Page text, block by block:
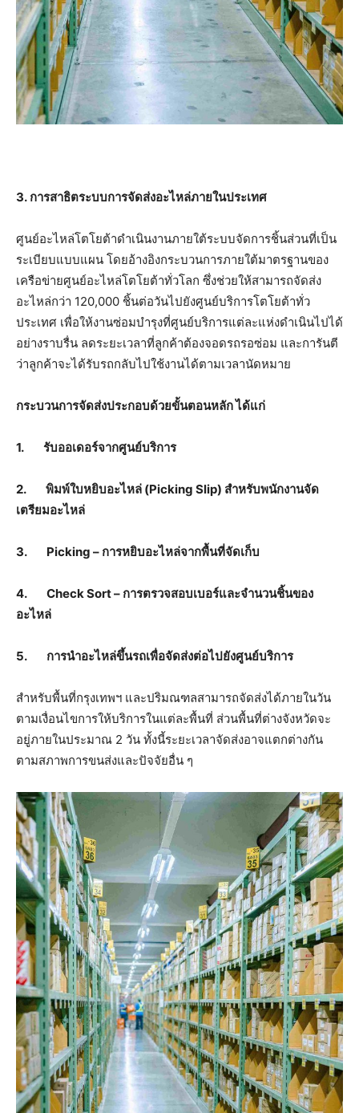
3. การสาธิตระบบการจัดส่งอะไหล่ภายในประเทศ
ศูนย์อะไหล่โตโยต้าดำเนินงานภายใต้ระบบจัดการชิ้นส่วนที่เป็น
ระเบียบแบบแผน โดยอ้างอิงกระบวนการภายใต้มาตรฐานของ
เครือข่ายศูนย์อะไหล่โตโยต้าทั่วโลก ซึ่งช่วยให้สามารถจัดส่ง
อะไหล่กว่า 120,000 ชิ้นต่อวันไปยังศูนย์บริการโตโยต้าทั่ว
ประเทศ เพื่อให้งานซ่อมบำรุงที่ศูนย์บริการแต่ละแห่งดำเนินไปได้
อย่างราบรื่น ลดระยะเวลาที่ลูกค้าต้องจอดรถรอซ่อม และการันตี
ว่าลูกค้าจะได้รับรถกลับไปใช้งานได้ตามเวลานัดหมาย
กระบวนการจัดส่งประกอบด้วยขั้นตอนหลัก ได้แก่
1. รับออเดอร์จากศูนย์บริการ
2. พิมพ์ใบหยิบอะไหล่ (Picking Slip) สำหรับพนักงานจัด
เตรียมอะไหล่
3. Picking – การหยิบอะไหล่จากพื้นที่จัดเก็บ
4. Check Sort – การตรวจสอบเบอร์และจำนวนชิ้นของ
อะไหล่
5. การนำอะไหล่ขึ้นรถเพื่อจัดส่งต่อไปยังศูนย์บริการ
สำหรับพื้นที่กรุงเทพฯ และปริมณฑลสามารถจัดส่งได้ภายในวัน
ตามเงื่อนไขการให้บริการในแต่ละพื้นที่ ส่วนพื้นที่ต่างจังหวัดจะ
อยู่ภายในประมาณ 2 วัน ทั้งนี้ระยะเวลาจัดส่งอาจแตกต่างกัน
ตามสภาพการขนส่งและปัจจัยอื่น ๆ